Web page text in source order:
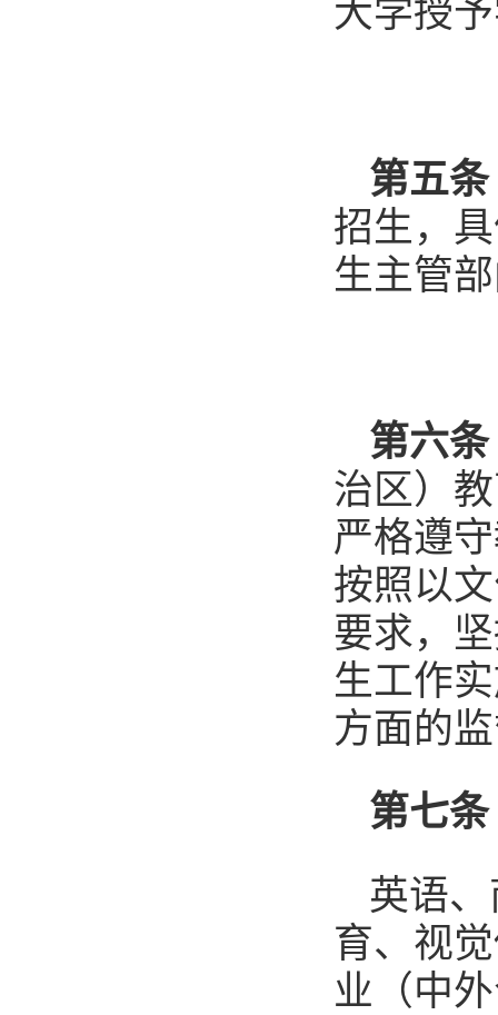
大学授
第五条
招生，
生主管
第六条
治区）
严格遵
按照以
要求，
生工作
方面的
第七条
英语
育、视
业（中